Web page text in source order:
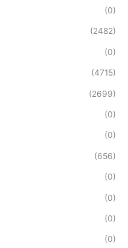
(0)
(2482)
(0)
(4715)
(2699)
(0)
(0)
(656)
(0)
(0)
(0)
(0)